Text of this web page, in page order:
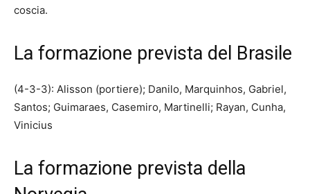
coscia.
La formazione prevista del Brasile
(4-3-3): Alisson (portiere); Danilo, Marquinhos, Gabriel,
Santos; Guimaraes, Casemiro, Martinelli; Rayan, Cunha,
Vinicius
La formazione prevista della